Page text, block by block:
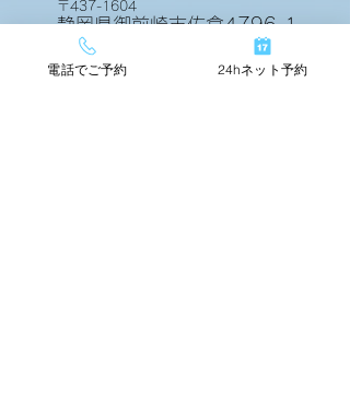
〒437-1604
静岡県御前崎市佐倉4796-1
24hネットで簡単予約
電話でご予約 24hネット予約